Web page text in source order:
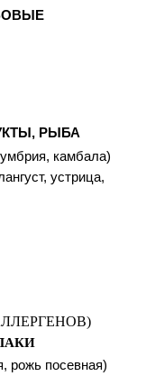
РЫБА
камбала)
устрица,
рожь посевная)